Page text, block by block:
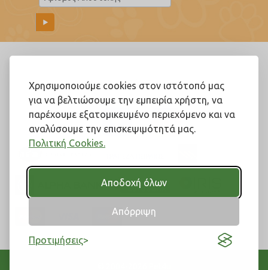
Χρησιμοποιούμε cookies στον ιστότοπό μας
για να βελτιώσουμε την εμπειρία χρήστη, να
παρέχουμε εξατομικευμένο περιεχόμενο και να
αναλύσουμε την επισκεψιμότητά μας.
Πολιτική Cookies.
Αποδοχή όλων
Απόρριψη
Προτιμήσεις
Ακολουθήστε μας!